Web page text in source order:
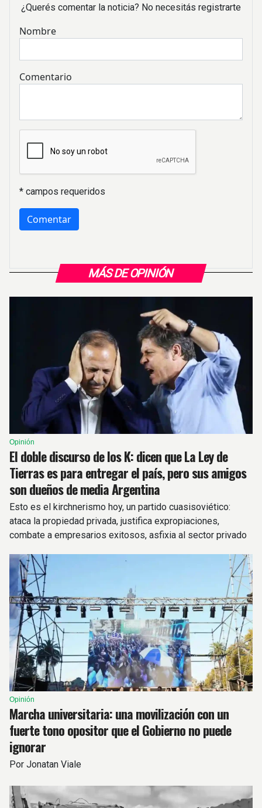
MÁS DE OPINIÓN
Opinión
El doble discurso de los K: dicen que La Ley de
Tierras es para entregar el país, pero sus amigos
son dueños de media Argentina
Esto es el kirchnerismo hoy, un partido cuasisoviético:
ataca la propiedad privada, justifica expropiaciones,
combate a empresarios exitosos, asfixia al sector privado
Opinión
Marcha universitaria: una movilización con un
fuerte tono opositor que el Gobierno no puede
ignorar
Por Jonatan Viale
¿Querés comentar la noticia? No necesitás registrarte
Nombre
Comentario
* campos requeridos